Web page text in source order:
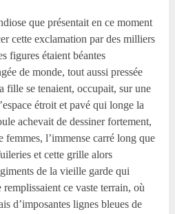
que présentait en ce moment
cette exclamation par des milliers
figures étaient béantes
de monde, tout aussi pressée
fille se tenaient, occupait, sur une
étroit et pavé qui longe la
achevait de dessiner fortement,
femmes, l’immense carré long que
et cette grille alors
de la vieille garde qui
remplissaient ce vaste terrain, où
d’imposantes lignes bleues de